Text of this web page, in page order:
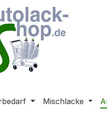
springen
Mischlacke